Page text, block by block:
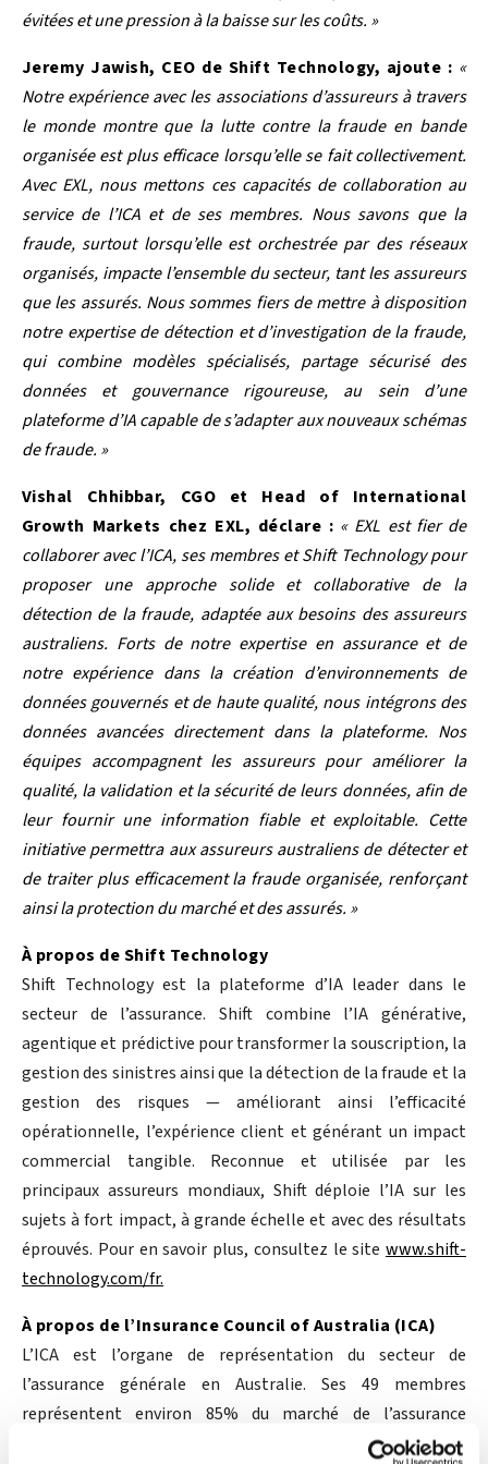
évitées et une pression à la baisse sur les coûts. »
Jeremy Jawish, CEO de Shift Technology, ajoute : «
Notre expérience avec les associations d’assureurs à travers
le monde montre que la lutte contre la fraude en bande
organisée est plus efficace lorsqu’elle se fait collectivement.
Avec EXL, nous mettons ces capacités de collaboration au
service de l’ICA et de ses membres. Nous savons que la
fraude, surtout lorsqu’elle est orchestrée par des réseaux
organisés, impacte l’ensemble du secteur, tant les assureurs
que les assurés. Nous sommes fiers de mettre à disposition
notre expertise de détection et d’investigation de la fraude,
qui combine modèles spécialisés, partage sécurisé des
données et gouvernance rigoureuse, au sein d’une
plateforme d’IA capable de s’adapter aux nouveaux schémas
de fraude. »
Vishal Chhibbar, CGO et Head of International
Growth Markets chez EXL, déclare : « EXL est fier de
collaborer avec l’ICA, ses membres et Shift Technology pour
proposer une approche solide et collaborative de la
détection de la fraude, adaptée aux besoins des assureurs
australiens. Forts de notre expertise en assurance et de
notre expérience dans la création d’environnements de
données gouvernés et de haute qualité, nous intégrons des
données avancées directement dans la plateforme. Nos
équipes accompagnent les assureurs pour améliorer la
qualité, la validation et la sécurité de leurs données, afin de
leur fournir une information fiable et exploitable. Cette
initiative permettra aux assureurs australiens de détecter et
de traiter plus efficacement la fraude organisée, renforçant
ainsi la protection du marché et des assurés. »
À propos de Shift Technology
Shift Technology est la plateforme d’IA leader dans le
secteur de l’assurance. Shift combine l’IA générative,
agentique et prédictive pour transformer la souscription, la
gestion des sinistres ainsi que la détection de la fraude et la
gestion des risques — améliorant ainsi l’efficacité
opérationnelle, l’expérience client et générant un impact
commercial tangible. Reconnue et utilisée par les
principaux assureurs mondiaux, Shift déploie l’IA sur les
sujets à fort impact, à grande échelle et avec des résultats
éprouvés. Pour en savoir plus, consultez le site www.shift-
technology.com/fr.
À propos de l’Insurance Council of Australia (ICA)
L’ICA est l’organe de représentation du secteur de
l’assurance générale en Australie. Ses 49 membres
représentent environ 85% du marché de l’assurance
généraliste. L’ICA gère les relations du secteur avec les